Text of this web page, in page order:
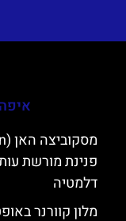
פנינת מורשת
דלמטיה